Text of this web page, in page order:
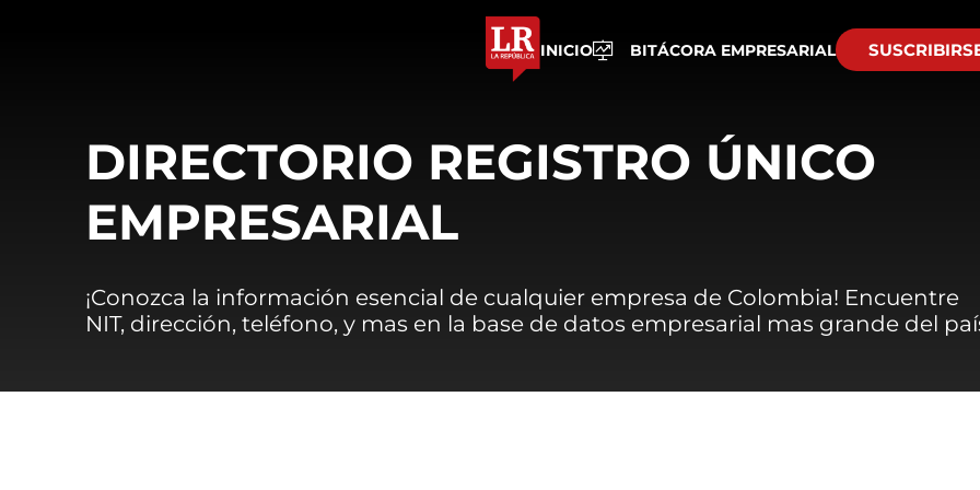
INICIO BITÁCORA EMPRESARIAL
DIRECTORIO REGISTRO ÚNICO
EMPRESARIAL
¡Conozca la información esencial de cualquier empresa de Colombia! Encuentre
NIT, dirección, teléfono, y mas en la base de datos empresarial mas grande del